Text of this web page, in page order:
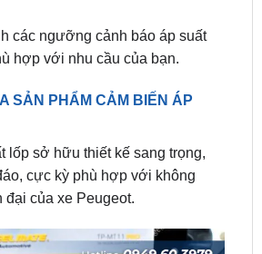
hợp với nhu cầu của bạn.
SẢN PHẨM CẢM BIẾN ÁP
lốp sở hữu thiết kế sang trọng,
cực kỳ phù hợp với không
đại của xe Peugeot.